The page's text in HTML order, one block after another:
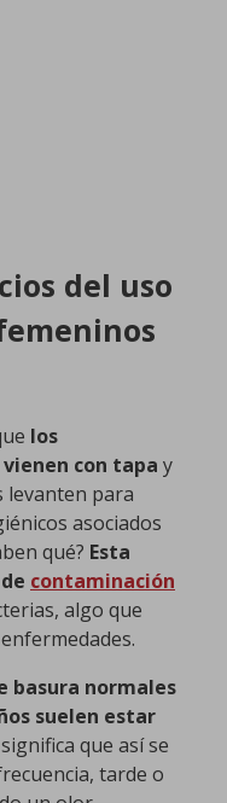
del uso
los
con tapa y
levanten para
asociados
qué? Esta
contaminación
algo que
basura normales
suelen estar
que así se
tarde o